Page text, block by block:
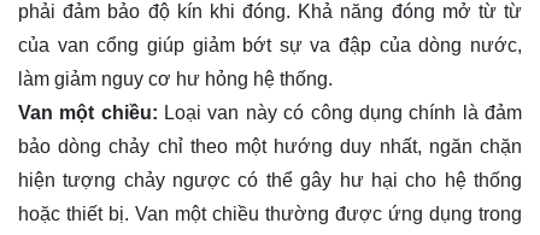
phải đảm bảo độ kín khi đóng. Khả năng đóng mở từ từ
của van cổng giúp giảm bớt sự va đập của dòng nước,
làm giảm nguy cơ hư hỏng hệ thống.
Van một chiều: Loại van này có công dụng chính là đảm
bảo dòng chảy chỉ theo một hướng duy nhất, ngăn chặn
hiện tượng chảy ngược có thể gây hư hại cho hệ thống
hoặc thiết bị. Van một chiều thường được ứng dụng trong